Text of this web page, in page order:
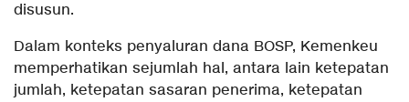
disusun.
Dalam konteks penyaluran dana BOSP, Kemenkeu
memperhatikan sejumlah hal, antara lain ketepatan
jumlah, ketepatan sasaran penerima, ketepatan